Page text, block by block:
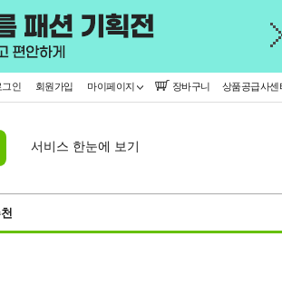
그인 회원가입 마이페이지 장바구니 상품공급사센
서비스 한눈에 보기